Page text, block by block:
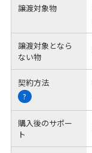
譲渡対象物
譲渡対象となら
ない物
契約方法
?
購入後のサポー
ト